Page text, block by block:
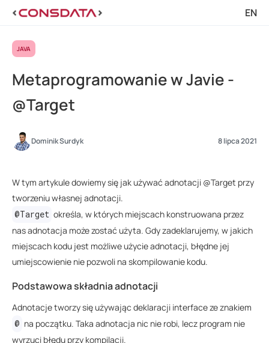
EN
JAVA
Metaprogramowanie w Javie -
@Target
Dominik Surdyk 8 lipca 2021
W tym artykule dowiemy się jak używać adnotacji @Target przy
tworzeniu własnej adnotacji.
@Target określa, w których miejscach konstruowana przez
nas adnotacja może zostać użyta. Gdy zadeklarujemy, w jakich
miejscach kodu jest możliwe użycie adnotacji, błędne jej
umiejscowienie nie pozwoli na skompilowanie kodu.
Podstawowa składnia adnotacji
Adnotacje tworzy się używając deklaracji interface ze znakiem
@ na początku. Taka adnotacja nic nie robi, lecz program nie
wyrzuci błędu przy kompilacji.